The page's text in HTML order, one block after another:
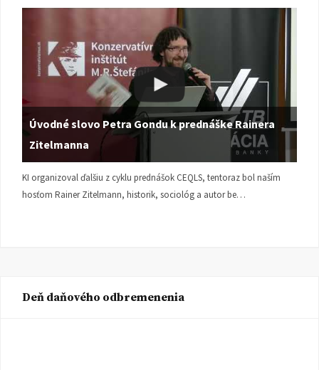
Úvodné slovo Petra Gondu k prednáške Rainera
Zitelmanna
KI organizoval ďalšiu z cyklu prednášok CEQLS, tentoraz bol naším
hosťom Rainer Zitelmann, historik, sociológ a autor be…
Deň daňového odbremenenia